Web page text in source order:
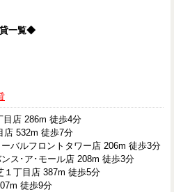
一覧◆
目店 286m 徒歩4分
店 532m 徒歩7分
バルフロントタワー店 206m 徒歩3分
ス･ア･モール店 208m 徒歩3分
１丁目店 387m 徒歩5分
徒歩9分